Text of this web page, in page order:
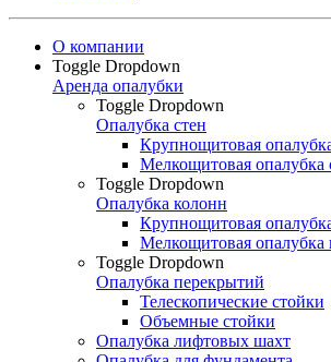
О компании
Toggle Dropdown
Аренда опалубки
Toggle Dropdown
Опалубка стен
Крупнощитовая
Мелкощитовая опалубка
Toggle Dropdown
Опалубка колонн
Крупнощитовая
Мелкощитовая опалубка
Toggle Dropdown
Опалубка перекрытий
Телескопические стойки
Объемные стойки
Опалубка лифтовых шахт